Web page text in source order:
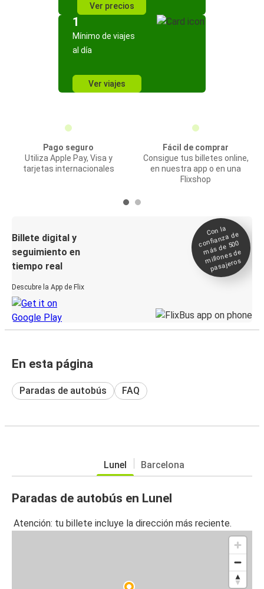
Ver precios
1
Mínimo de viajes
al día
Ver viajes
Pago seguro
Utiliza Apple Pay, Visa y
tarjetas internacionales
Fácil de comprar
Consigue tus billetes online,
en nuestra app o en una
Flixshop
Billete digital y
seguimiento en
tiempo real
Descubre la App de Flix
Con la
confianza de
más de 500
millones de
pasajeros
En esta página
Paradas de autobús FAQ
Lunel Barcelona
Paradas de autobús en Lunel
Atención: tu billete incluye la dirección más reciente.